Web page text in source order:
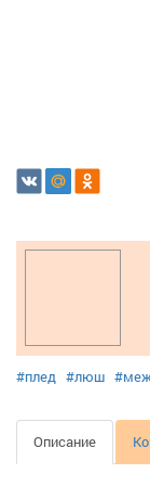
#плед #люш
Описание